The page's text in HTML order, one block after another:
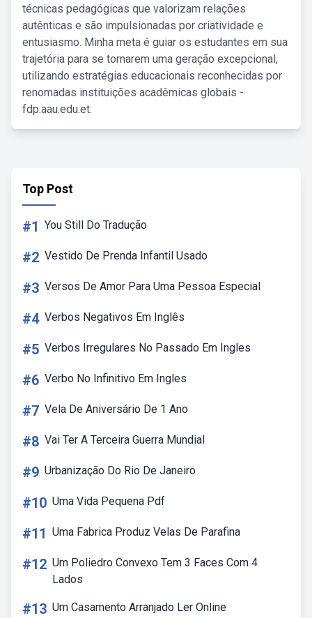
técnicas pedagógicas que valorizam relações
autênticas e são impulsionadas por criatividade e
entusiasmo. Minha meta é guiar os estudantes em sua
trajetória para se tornarem uma geração excepcional,
utilizando estratégias educacionais reconhecidas por
renomadas instituições acadêmicas globais -
fdp.aau.edu.et.
Top Post
#1 You Still Do Tradução
#2 Vestido De Prenda Infantil Usado
#3 Versos De Amor Para Uma Pessoa Especial
#4 Verbos Negativos Em Inglês
#5 Verbos Irregulares No Passado Em Ingles
#6 Verbo No Infinitivo Em Ingles
#7 Vela De Aniversário De 1 Ano
#8 Vai Ter A Terceira Guerra Mundial
#9 Urbanização Do Rio De Janeiro
#10 Uma Vida Pequena Pdf
#11 Uma Fabrica Produz Velas De Parafina
#12 Um Poliedro Convexo Tem 3 Faces Com 4
Lados
#13 Um Casamento Arranjado Ler Online